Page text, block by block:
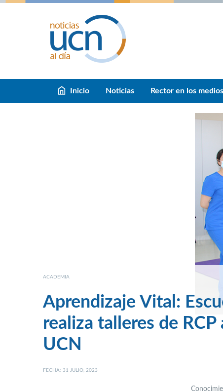
Inicio Noticias Rector en los medios
ACADEMIA
Aprendizaje Vital:
realiza talleres de
UCN
FECHA: 31 JULIO, 2023